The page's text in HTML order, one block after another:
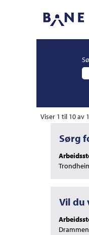
Viser 1 til 10 av
Tittel
Sørg
Velg
for
det
innholdet
i
Tittel
Vil du
Velg
for